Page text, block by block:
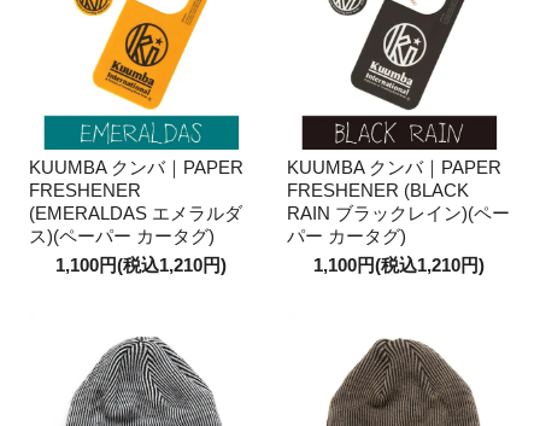
KUUMBA クンバ｜PAPER
FRESHENER
(EMERALDAS エメラルダ
ス)(ペーパー カータグ)
1,100円(税込1,210円)
KUUMBA クンバ｜PAPER
FRESHENER (BLACK
RAIN ブラックレイン)(ペー
パー カータグ)
1,100円(税込1,210円)